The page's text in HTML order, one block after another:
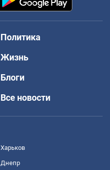
Политика
Жизнь
Блоги
Все новости
Харьков
Днепр